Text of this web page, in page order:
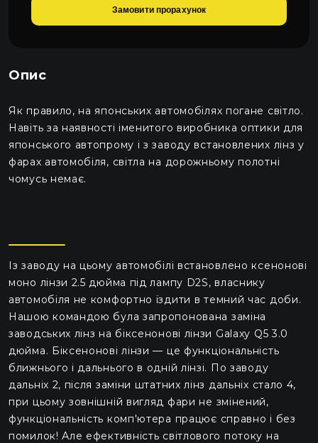
Габарити Philips Led w5w
Замовити прорахунок
Опис
Як правило, на японських автомобілях погане світло.
Навіть за наявності іменитого виробника оптики для
японського автопрому і з заводу встановлених лінз у
фарах автомобіля, світла на дорожньому полотні
чомусь немає.
Із заводу на цьому автомобілі встановлено ксенонові
моно лінзи 2.5 дюйма під лампу D2S, власнику
автомобіля не комфортно їздити в темний час доби.
Нашою командою була запропонована заміна
заводських лінз на біксенонові лінзи Galaxy Q5 3.0
дюйма. Біксенонові лінзи — це функціональність
ближнього і дальнього в одній лінзі. По заводу
дальніх 2, після заміни штатних лінз дальніх стало 4,
при цьому зовнішній вигляд фари не змінений,
функціональність комп'ютера працює справно і без
помилок! Але ефективність світлового потоку на